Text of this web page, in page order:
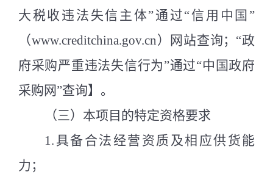
大税收违法失信主体”通过“信用中国 ”
（www.creditchina.gov.cn）网站查询； “政
府采购严重违法失信行为”通过“中国政府
采购网”查询】。
（三） 本项目的特定资格要求
1. 具备合法经营资质及相应供货能
力；